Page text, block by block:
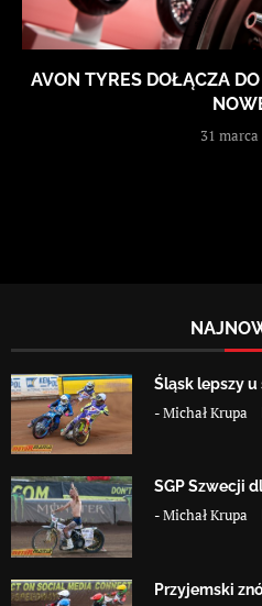
AVON TYRES DOŁĄCZA
31
Śląsk lepszy u
-Michał Krupa
SGP Szwecji
-Michał Krupa
Przyjemski